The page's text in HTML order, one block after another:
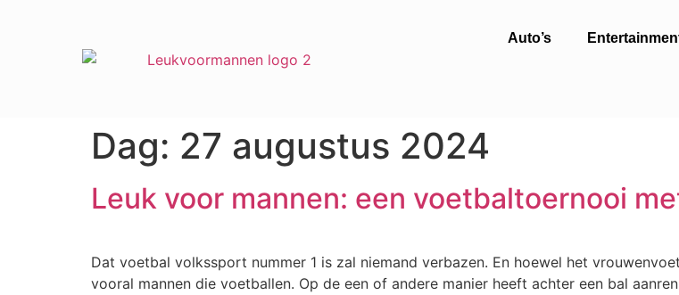
Auto’s
Dag: 27 augustus 2024
Leuk voor mannen: een voetbaltoernooi
Dat voetbal volkssport nummer 1 is zal niemand verbazen. En hoewel het
vooral mannen die voetballen. Op de een of andere manier heeft achter een bal